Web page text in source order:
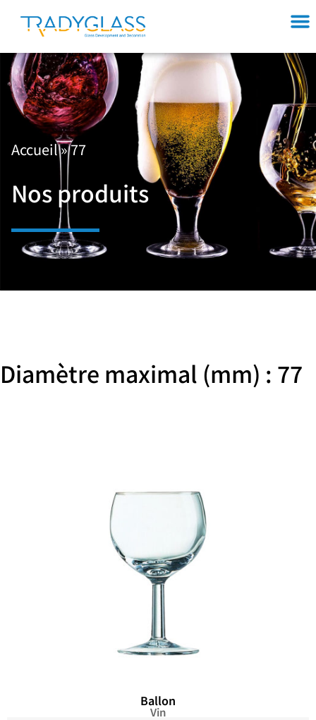
Accueil»77
Nos produits
Diamètre maximal (mm) : 77
Ballon
Vin